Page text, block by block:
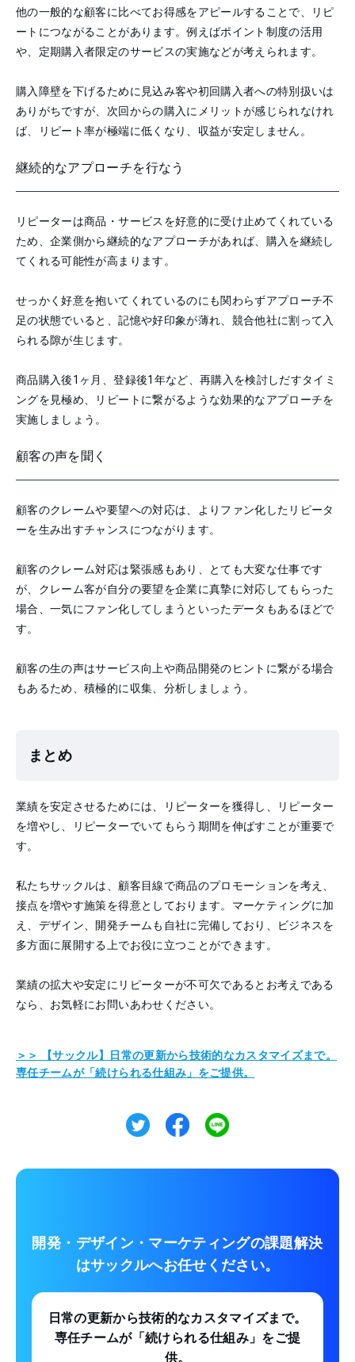
他の一般的な顧客に比べてお得感をアピールすることで、リピ
ートにつながることがあります。例えばポイント制度の活用
や、定期購入者限定のサービスの実施などが考えられます。
購入障壁を下げるために見込み客や初回購入者への特別扱いは
ありがちですが、次回からの購入にメリットが感じられなけれ
ば、リピート率が極端に低くなり、収益が安定しません。
継続的なアプローチを行なう
リピーターは商品・サービスを好意的に受け止めてくれている
ため、企業側から継続的なアプローチがあれば、購入を継続し
てくれる可能性が高まります。
せっかく好意を抱いてくれているのにも関わらずアプローチ不
足の状態でいると、記憶や好印象が薄れ、競合他社に割って入
られる隙が生じます。
商品購入後1ヶ月、登録後1年など、再購入を検討しだすタイミ
ングを見極め、リピートに繋がるような効果的なアプローチを
実施しましょう。
顧客の声を聞く
顧客のクレームや要望への対応は、よりファン化したリピータ
ーを生み出すチャンスにつながります。
顧客のクレーム対応は緊張感もあり、とても大変な仕事です
が、クレーム客が自分の要望を企業に真摯に対応してもらった
場合、一気にファン化してしまうといったデータもあるほどで
す。
顧客の生の声はサービス向上や商品開発のヒントに繋がる場合
もあるため、積極的に収集、分析しましょう。
まとめ
業績を安定させるためには、リピーターを獲得し、リピーター
を増やし、リピーターでいてもらう期間を伸ばすことが重要で
す。
私たちサックルは、顧客目線で商品のプロモーションを考え、
接点を増やす施策を得意としております。マーケティングに加
え、デザイン、開発チームも自社に完備しており、ビジネスを
多方面に展開する上でお役に立つことができます。
業績の拡大や安定にリピーターが不可欠であるとお考えである
なら、お気軽にお問いあわせください。
＞＞ 【サックル】日常の更新から技術的なカスタマイズまで。
専任チームが「続けられる仕組み」をご提供。
開発・デザイン・マーケティングの課題解決
はサックルへお任せください。
日常の更新から技術的なカスタマイズまで。
専任チームが「続けられる仕組み」をご提
供。